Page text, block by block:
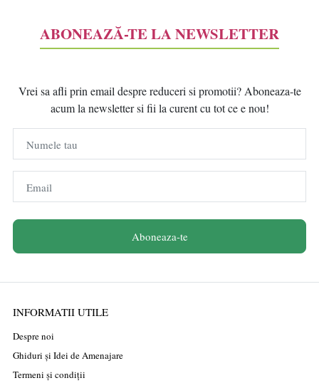
ABONEAZĂ-TE LA NEWSLETTER
Vrei sa afli prin email despre reduceri si promotii? Aboneaza-te
acum la newsletter si fii la curent cu tot ce e nou!
Numele tau
Email
Aboneaza-te
INFORMATII UTILE
Despre noi
Ghiduri și Idei de Amenajare
Termeni și condiții